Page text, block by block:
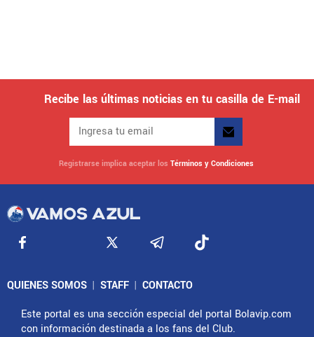
Recibe las últimas noticias en tu casilla de E-mail
Registrarse implica aceptar los Términos y Condiciones
QUIENES SOMOS | STAFF | CONTACTO
Este portal es una sección especial del portal Bolavip.com
con información destinada a los fans del Club.